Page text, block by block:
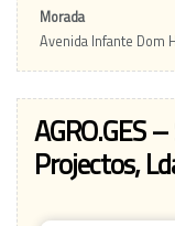
Morada
Avenida Infante Dom
AGRO.GES
Projectos,